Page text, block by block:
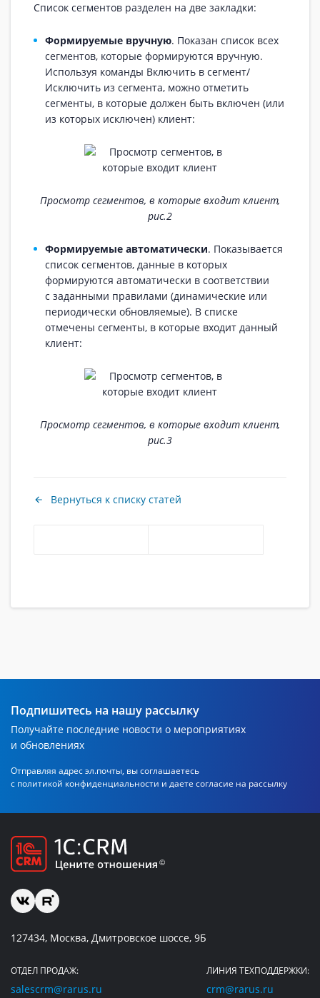
Список сегментов разделен на две закладки:
Формируемые вручную. Показан список всех
сегментов, которые формируются вручную.
Используя команды Включить в сегмент/
Исключить из сегмента, можно отметить
сегменты, в которые должен быть включен (или
из которых исключен) клиент:
Просмотр сегментов, в которые входит клиент,
рис.2
Формируемые автоматически. Показывается
список сегментов, данные в которых
формируются автоматически в соответствии
с заданными правилами (динамические или
периодически обновляемые). В списке
отмечены сегменты, в которые входит данный
клиент:
Просмотр сегментов, в которые входит клиент,
рис.3
Вернуться к списку статей
Подпишитесь на нашу рассылку
Получайте последние новости о мероприятиях
и обновлениях
Отправляя адрес эл.почты, вы соглашаетесь
с политикой конфиденциальности и даете согласие на рассылку
127434, Москва, Дмитровское шоссе, 9Б
ОТДЕЛ ПРОДАЖ:
salescrm@rarus.ru
ЛИНИЯ ТЕХПОДДЕРЖКИ:
crm@rarus.ru